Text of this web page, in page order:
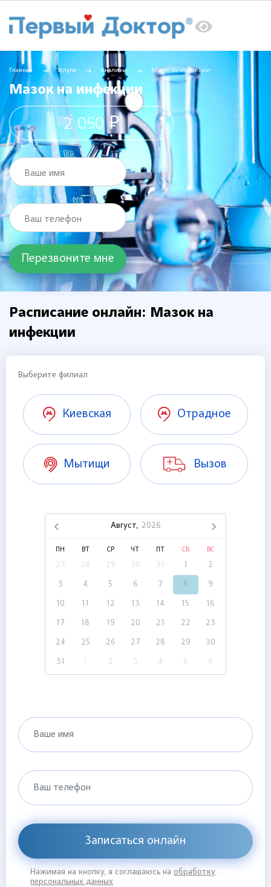
Главная Услуги Анализы Мазок на инфекции
Мазок на инфекции
2 050 ₽
Ваше имя
Ваш телефон
Расписание онлайн: Мазок на
инфекции
Выберите филиал
Киевская Отрадное
Мытищи Вызов
Август, 2026
ПН ВТ СР ЧТ СБ ВС
27 28 29 30 31 1 2
3 4 5 6 7 8 9
10 11 12 13 14 15 16
17 18 19 20 21 22 23
24 25 26 27 28 29 30
31 1 2 3 4 5 6
Ваше имя
Ваш телефон
Записаться онлайн
Нажимая на кнопку, я соглашаюсь на обработку
персональных данных